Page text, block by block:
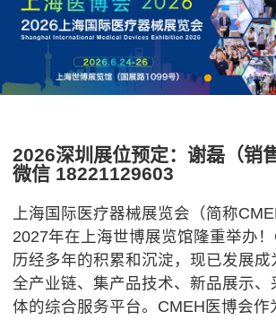
2026深圳展位预定：谢磊（销
微信 18221129603
上海国际医疗器械展览会（简称
2027年在上海世博展览馆隆重举办
历经多年的积累和沉淀，现已发展成
全产业链、集产品技术、新品展示、
体的综合服务平台。CMEH医博会作